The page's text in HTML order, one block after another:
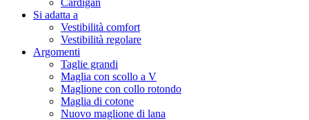
Cardigan
Si adatta a
Vestibilità comfort
Vestibilità regolare
Argomenti
Taglie grandi
Maglia con scollo a V
Maglione con collo rotondo
Maglia di cotone
Nuovo maglione di lana